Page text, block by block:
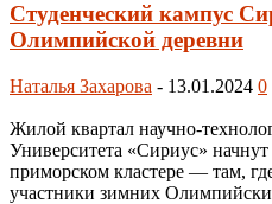
Студенческий кампус
Олимпийской деревни
Наталья Захарова - 13.01.2024 0
Жилой квартал научно-
Университета «Сириус» начнут
приморском кластере — там,
участники зимних